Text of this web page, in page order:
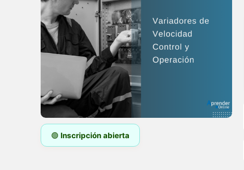
🟢 Inscripción abierta